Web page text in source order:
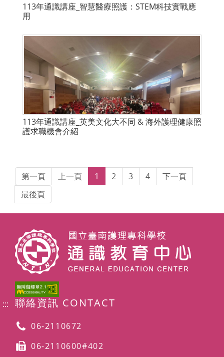
113年通識講座_智慧醫療照護：STEM科技實戰應
用
113年通識講座_英美文化大不同 & 海外護理健康照
護求職機會介紹
第一頁 上一頁 1 2 3 4
下一頁
最後頁
::: 聯絡資訊 CONTACT
06-2110672
06-2110600#402